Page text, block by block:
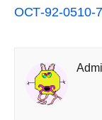
ОСТ-92-0510-